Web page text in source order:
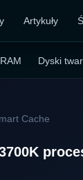
Artykuły
Dyski
Cache